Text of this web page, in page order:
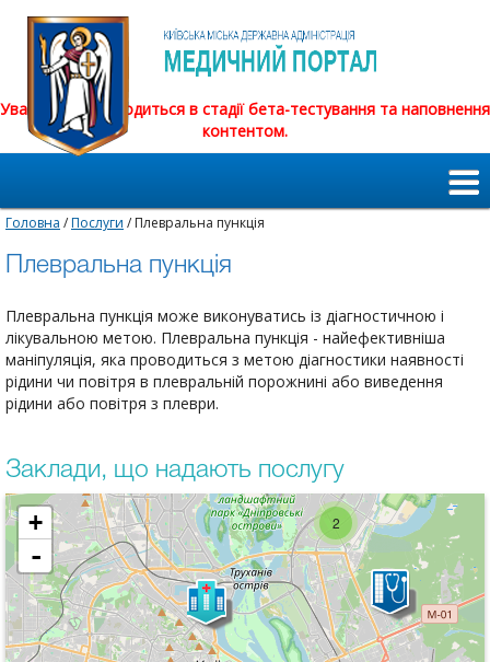
Увага! Сайт знаходиться в стадії бета-тестування та наповнення
контентом.
Головна /Послуги / Плевральна пункція
Плевральна пункція
Плевральна пункція може виконуватись із діагностичною і
лікувальною метою. Плевральна пункція - найефективніша
маніпуляція, яка проводиться з метою діагностики наявності
рідини чи повітря в плевральній порожнині або виведення
рідини або повітря з плеври.
Заклади, що надають послугу
2
+
-